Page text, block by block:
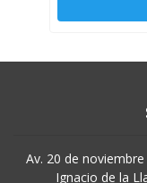
Av. 20 de
Ignacio de la